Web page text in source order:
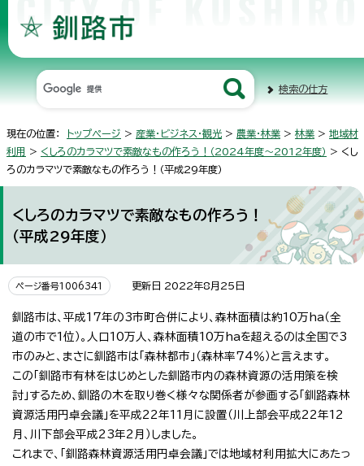
検索の仕方
現在の位置： トップページ > 産業・ビジネス・観光 > 農業・林業 > 林業 > 地域材
利用
> くしろのカラマツで素敵なもの作ろう！（2024年度～2012年度） > くし
ろのカラマツで素敵なもの作ろう！（平成29年度）
くしろのカラマツで素敵なもの作ろう！
（平成29年度）
ページ番号1006341 更新日 2022年8月25日
釧路市は、平成17年の3市町合併により、森林面積は約10万ha（全
道の市で1位）。人口10万人、森林面積10万haを超えるのは全国で3
市のみと、まさに釧路市は「森林都市」（森林率74％）と言えます。
この「釧路市有林をはじめとした釧路市内の森林資源の活用策を検
討」するため、釧路の木を取り巻く様々な関係者が参画する「釧路森林
資源活用円卓会議」を平成22年11月に設置（川上部会平成22年12
月、川下部会平成23年2月）しました。
これまで、「釧路森林資源活用円卓会議」では地域材利用拡大にあたっ